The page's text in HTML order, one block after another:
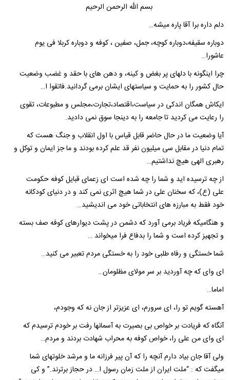
بسم الله الرحمن الرحیم
دلم داره برا آقا پاره میشه…
دوباره سقیفه،دوباره کوچه، جمل، صفین ، کوفه و دوباره کربلا فی یوم
عاشورا…
چرا اینگونه با دلهای پر بغض و کینه، و دهن های با حقد و غضب وضعیت
حال کشور را به حمایت و سیاستهای ایشان برمی گردانید.فاتقوا ا…
ایکاش همگان اندکی در سیاست،اقتصاد،تجارت،مجلس و مطبوعات، تقوی
را رعایت می کردید تا جامعه را به دینجا سوق نمی دادید.
آیا وضعیت ما در حال حاضر قابل قیاس با اول انقلاب و جنگ هست که
تمام دنیا در مقابل سی میلیون نفر قد علم کرده بودند و ما جز ایمان و توکل و
رهبری الهی هیچ نداشتیم…
از چه ترسیده اید و شما را چه شده است ای زعمای قبایل کوفه حکومت
علی (ع)، که سخنان علی در شما هیچ اثری نمی کند و در دنیای کودکانه
خود فقط به مبارزه های انتخاباتی خود می اندیشید…
و هنگامیکه فریاد برمی آورد که دشمن در پشت دیوارهای کوفه صف بسته
و تجهیز کرده است و شما را بدفاع فرا میخواند …
شما خستگی و رفاه طلبی خود را به خستگی مردم تعبیر می کنید…
ای وای که چه آوردید بر سر مولای مظلومان…
اماما…
آهسته گویم تو را، ای سرورم، ای عزیزتر از جان نه که وجودم،
آنگاه که فریادت بر خواص بی بصیرت به آسمانها رفت بر خودم ترسیدم که
ای وای من علی را، خواص کوفه به محراب شهادت بردند و مردم…
ولی آقا جان بیاد دارم آنچه را که آن پیر فرزانه ما و مرشد خلوتهای شما
میگفت که : “ملت ايران از ملت زمان رسول ا… در حجاز برترند.” و کی